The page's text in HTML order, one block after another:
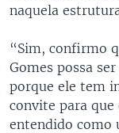
naquela
“Sim, confirmo
Gomes possa
porque ele tem
convite para que
entendido como